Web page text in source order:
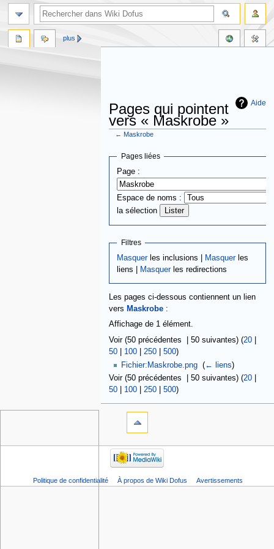
Aide
Pages qui pointent
vers « Maskrobe »
←Maskrobe
Aller
navigation
Aller
recherche
Pages liées
Page :
Espace de noms :
la sélection
Filtres
Masquerles inclusions | Masquerles
liens |
Masquerles redirections
Les pages ci-dessous contiennent un lien
vers Maskrobe:
Affichage de 1 élément.
Voir (50 précédentes | 50 suivantes) (20|
50| 100| 250| 500)
Fichier:Maskrobe.png ‎(← liens)
Voir (50 précédentes | 50 suivantes) (20|
50| 100| 250| 500)
plus
Politique de confidentialité À propos de Wiki Dofus Avertissements